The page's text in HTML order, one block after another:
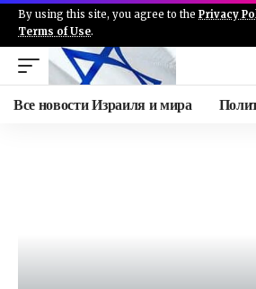
By using this site, you agree to the Privacy
Terms of Use.
Все новости Израиля и мира